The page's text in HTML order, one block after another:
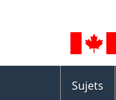
de
la
des
Sujets